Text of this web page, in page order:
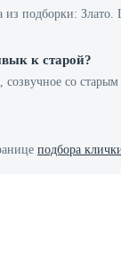
подборки: Злато.
к старой?
со
подбора